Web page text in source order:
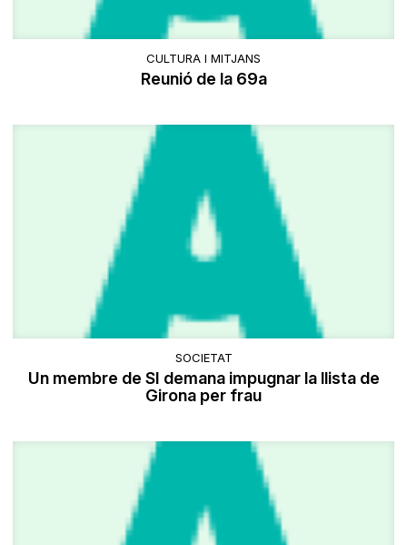
CULTURA I MITJANS
Reunió de la 69a
SOCIETAT
Un membre de SI demana impugnar la llista de
Girona per frau